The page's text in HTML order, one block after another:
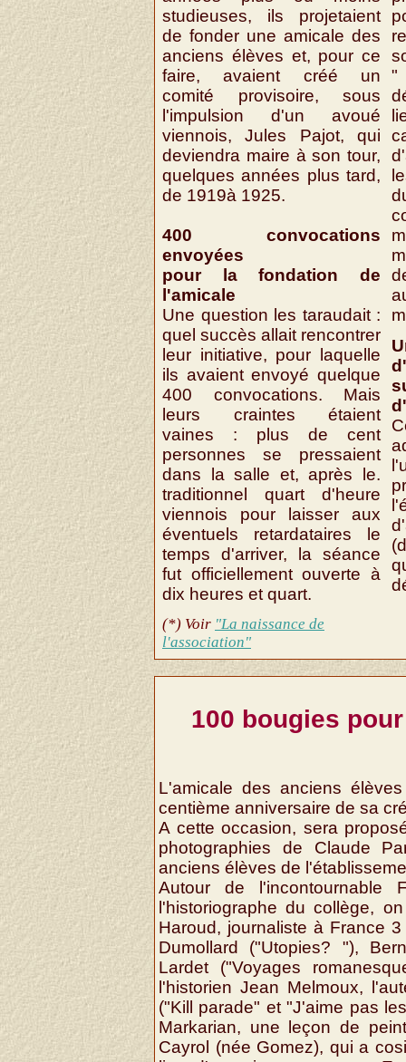
studieuses, ils projetaient
de fonder une amicale des
anciens élèves et, pour ce
faire, avaient créé un
comité provisoire, sous
l'impulsion d'un avoué
viennois, Jules Pajot, qui
deviendra maire à son tour,
quelques années plus tard,
de 1919à 1925.
400 convocations
envoyées
pour la fondation de
l'amicale
Une question les taraudait :
quel succès allait rencontrer
leur initiative, pour laquelle
ils avaient envoyé quelque
400 convocations. Mais
leurs craintes étaient
vaines : plus de cent
personnes se pressaient
dans la salle et, après le.
traditionnel quart d'heure
viennois pour laisser aux
éventuels retardataires le
temps d'arriver, la séance
fut officiellement ouverte à
dix heures et quart.
"
(*) Voir "La naissance de
l'association"
100 bougies
L'amicale des anciens
centième anniversaire de sa
A cette occasion, sera
photographies de Claude
anciens élèves de
Autour de l'incontournable
l'historiographe du collège,
Haroud, journaliste à France
Dumollard ("Utopies? "),
Lardet ("Voyages
l'historien Jean Melmoux,
("Kill parade" et "J'aime pas
Markarian, une leçon de
Cayrol (née Gomez), qui a